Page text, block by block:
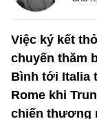
Việc ký kết
chuyến thăm
Bình tới Italia
Rome khi
chiến thương